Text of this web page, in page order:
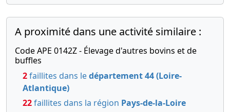
d'assemblée générale
extraordinaire, Statuts
mis à jour
social , Modification(s)
24-02-2011 Statuts constitutifs
Nomination de co-gérant
A proximité dans une activité similaire :
Code APE 0142Z - Élevage d'autres bovins et de
buffles
2faillites dans ledépartement 44 (Loire-
Atlantique)
22faillites dans la région Pays-de-la-Loire